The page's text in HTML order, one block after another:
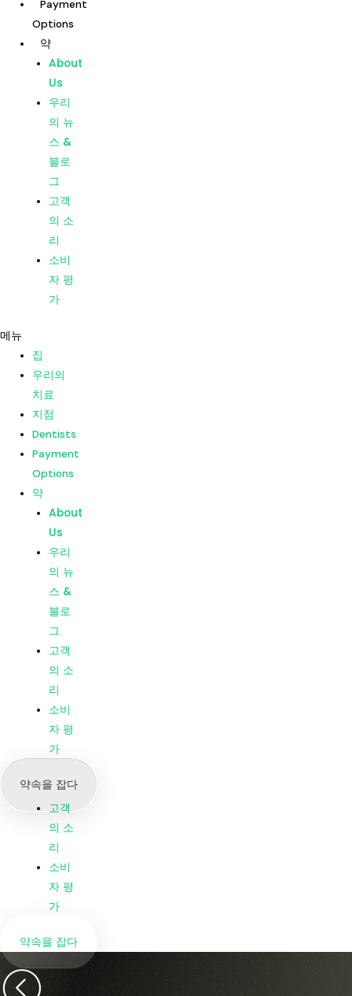
집
우리의
치료
지점
Dentists
Payment
Options
약
About
Us
우리
의 뉴
스 &
의 소
리
소비
자 평
가
메뉴
집
우리의
치료
지점
Dentists
Payment
Options
약
About
Us
우리
의 뉴
스 &
그
고객
의 소
리
소비
자 평
가
약속을 잡다
Payment
Options
약
About
Us
우리
의 뉴
스 &
블로
그
고객
의 소
리
소비
자 평
가
메뉴
집
우리의
치료
지점
Dentists
Payment
Options
약
About
Us
우리
의 뉴
스 &
블로
그
고객
의 소
리
소비
자 평
가
약속을 잡다